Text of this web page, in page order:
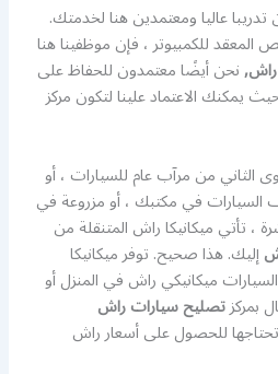
تدريبا عاليا ومعتمدين هنا لخدمتك.
للكمبيوتر ، فإن موظفينا هنا
راش,نحن أيضًا معتمدون للحفاظ على
يمكنك الاعتماد علينا لتكون مركز
من مرآب عام للسيارات ، أو
في مكتبك ، أو مزروعة في
، تأتي ميكانيكا راش المتنقلة من
إليك. هذا صحيح. توفر ميكانيكا
ميكانيكي راش في المنزل أو
بمركزتصليح سيارات راش
للحصول على أسعار راش